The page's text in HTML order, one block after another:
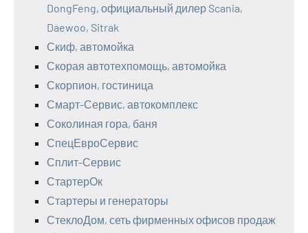
DongFeng, официальный дилер Scania,
Daewoo, Sitrak
Скиф, автомойка
Скорая автотехпомощь, автомойка
Скорпион, гостиница
Смарт-Сервис, автокомплекс
Соколиная гора, баня
СпецЕвроСервис
Сплит-Сервис
СтартерОк
Стартеры и генераторы
СтеклоДом, сеть фирменных офисов продаж